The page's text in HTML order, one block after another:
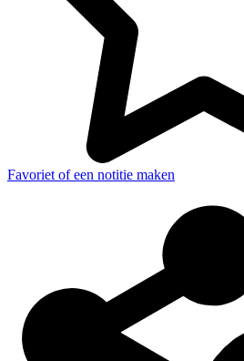
Favoriet of een notitie maken